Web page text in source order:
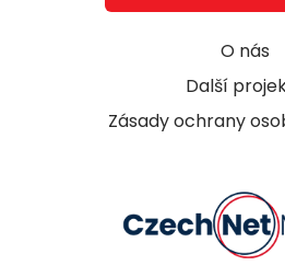
O nás
Další
Zásady ochrany